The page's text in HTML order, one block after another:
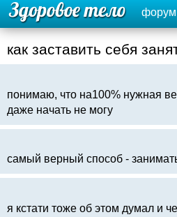
форум
как заставить себя
понимаю, что на100% нужная
даже начать не могу
самый верный способ -
я кстати тоже об этом думал и